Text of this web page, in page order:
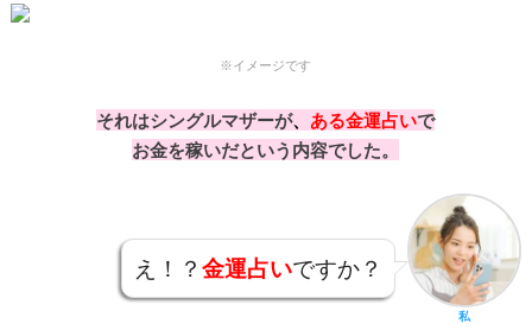
※イメージです
それはシングルマザーが、 ある金運占いで
お金を稼いだという内容でした。
え！？金運占いですか？
私